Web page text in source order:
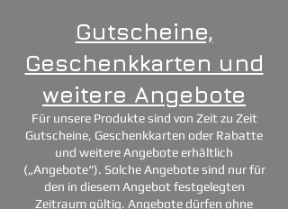
Gutscheine,
Geschenkkarten und
weitere Angebote
Für unsere Produkte sind von Zeit zu Zeit
Gutscheine, Geschenkkarten oder Rabatte
und weitere Angebote erhältlich
(„Angebote“). Solche Angebote sind nur für
den in diesem Angebot festgelegten
Zeitraum gültig. Angebote dürfen ohne